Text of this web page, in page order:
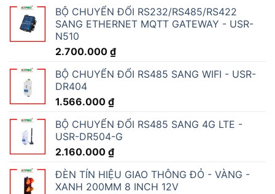
BỘ CHUYỂN ĐỔI RS232/RS485/RS422
SANG ETHERNET MQTT GATEWAY - USR-
N510
2.700.000 ₫
BỘ CHUYỂN ĐỔI RS485 SANG WIFI - USR-
DR404
1.566.000 ₫
BỘ CHUYỂN ĐỔI RS485 SANG 4G LTE -
USR-DR504-G
2.160.000 ₫
ĐÈN TÍN HIỆU GIAO THÔNG ĐỎ - VÀNG -
XANH 200MM 8 INCH 12V